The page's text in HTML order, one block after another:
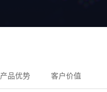
产品优势 客户价值